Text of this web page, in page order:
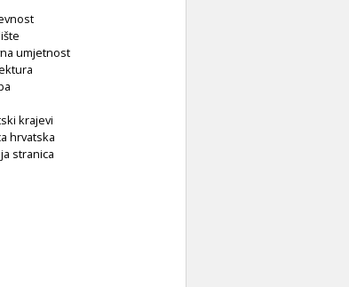
umjetnost
krajevi
hrvatska
stranica